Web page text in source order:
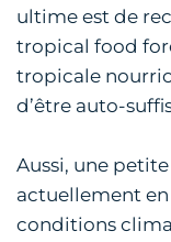
ultime est de
tropical food
tropicale
d’être auto-
Aussi, une
actuellement en
conditions